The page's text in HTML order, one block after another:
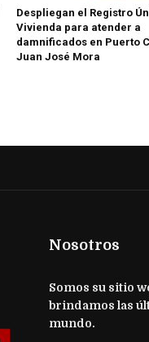
Despliegan el Registro
Vivienda para atender a
damnificados en Puerto
Juan José Mora
Nosotros
Somos su sitio
brindamos las
mundo.